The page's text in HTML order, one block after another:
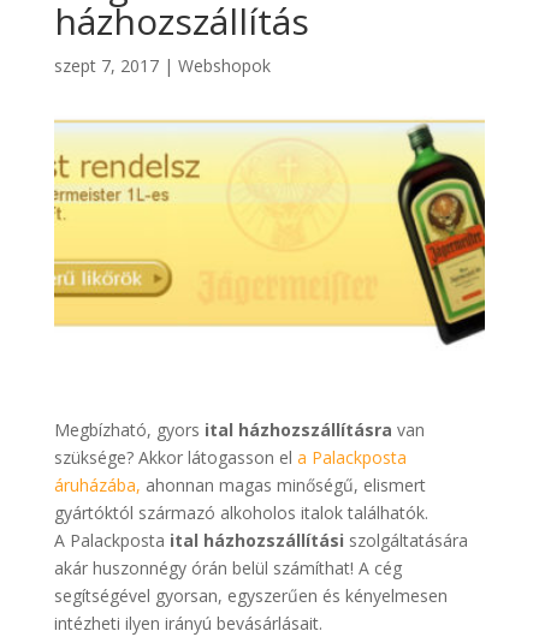
házhozszállítás
szept 7, 2017| Webshopok
Megbízható, gyors ital házhozszállításra van
szüksége? Akkor látogasson el a Palackposta
áruházába, ahonnan magas minőségű, elismert
gyártóktól származó alkoholos italok találhatók.
A Palackposta ital házhozszállítási szolgáltatására
akár huszonnégy órán belül számíthat! A cég
segítségével gyorsan, egyszerűen és kényelmesen
intézheti ilyen irányú bevásárlásait.